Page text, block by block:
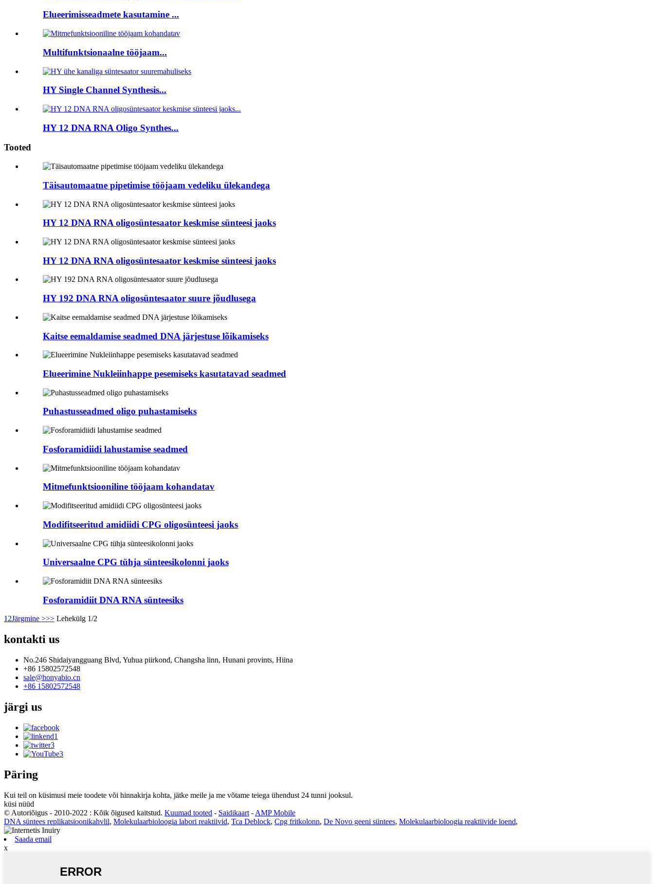
Elueerimisseadmete kasutamine ...
Multifunktsionaalne tööjaam...
HY Single Channel Synthesis...
HY 12 DNA RNA Oligo Synthes...
Tooted
Täisautomaatne pipetimise tööjaam vedeliku ülekandega
HY 12 DNA RNA oligosüntesaator keskmise sünteesi jaoks
HY 12 DNA RNA oligosüntesaator keskmise sünteesi jaoks
HY 192 DNA RNA oligosüntesaator suure jõudlusega
Kaitse eemaldamise seadmed DNA järjestuse lõikamiseks
Elueerimine Nukleiinhappe pesemiseks kasutatavad seadmed
Puhastusseadmed oligo puhastamiseks
Fosforamidiidi lahustamise seadmed
Mitmefunktsiooniline tööjaam kohandatav
Modifitseeritud amidiidi CPG oligosünteesi jaoks
Universaalne CPG tühja sünteesikolonni jaoks
Fosforamidiit DNA RNA sünteesiks
1 2Järgmine >>> Lehekülg 1/2
kontakti us
No.246 Shidaiyangguang Blvd, Yuhua piirkond, Changsha linn, Hunani provints, Hiina
+86 15802572548
sale@honyabio.cn
+86 15802572548
järgi us
Päring
Kui teil on küsimusi meie toodete või hinnakirja kohta, jätke meile ja me võtame teiega ühendust 24 tunni jooksul.
küsi nüüd
© Autoriõigus - 2010-2022 : Kõik õigused kaitstud. Kuumad tooted - Saidikaart - AMP Mobile
DNA süntees replikatsioonikahvlil, Molekulaarbioloogia labori reaktiivid, Tca Deblock, Cpg fritkolonn, De Novo geeni süntees, Molekulaarbioloogia reaktiivide loend,
Saada email
x